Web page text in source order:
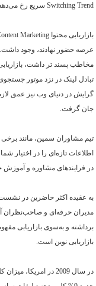
Switching Trend سریع رخ می‌دهد
بازاریابی محتواMarketing
عرصه حضور نهادند، وجود داشت.
مخاطب پسند تر داشت، بازاریابی
تبادل لینک در نزد موتور
گرایش در دنیای وب نیز عمق
جان گرفت.
تیم مشاوران سمین، مانند
اطلاعات تازه‌ای را در اختیار
در فرایندهای مشاوره و
به عقیده اکثر حاضرین در
مدیران حرفه‌ای و صاحب‌نظران
برداشته و به‌سوی بازاریابی
بازاریابی نوین است.
در سال 2009 در